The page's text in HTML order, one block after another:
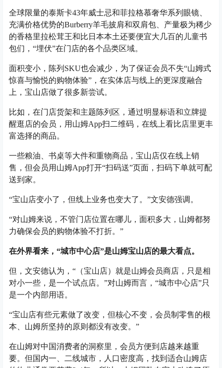
全球限量的泰斯卡43年威士忌和菲拉格慕奢华系列眼镜、
充满价格优势的Burberry羊毛披肩和双肩包、产量极为稀少
的香格里拉松茸王和比日本本土还要便宜大几百的儿童书
包们，“埋伏”在门店的各个品类区域。
面积变小，陈列SKU也会减少，为了保证会员不失“山姆式
惊喜与愉悦的购物体验”，在实体店与线上的更深度融合
上，宝山店做了很多新尝试。
比如，在门店货架和主题陈列区，通过明显标语和立牌提
醒逛店的会员，用山姆App扫二维码，在线上看比店里更丰
富选择的商品。
一些粮油、书桌等大件和重物商品，宝山店仅在线上销
售，但会员用山姆App打开“扫码送”页面，扫码下单就可配
送到家。
“宝山店变小了，但线上业务也变大了。”文安德强调。
“对山姆来说，不管门店位置在哪儿，面积多大，山姆都努
力确保会员的购物体验不打折。”
在外界看来，“城市中心店”是山姆宝山店的最大看点。
但，文安德认为，“（宝山店）就是山姆会员商店，只是相
对小一些，是一个试点店。”对山姆而言，“城市中心店”只
是一个内部用语。
“宝山店有些元素做了改变，但核心不变，会员制零售的根
本、山姆所坚持的原则都没有改变。”
在山姆对中国消费者的洞察里，会员方便到店越来越重
要。但国内一、二线城市，人口密度高，找到适合山姆店